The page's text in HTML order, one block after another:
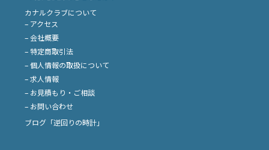
カナルクラブについて
– アクセス
– 会社概要
– 特定商取引法
– 個人情報の取扱について
– 求人情報
– お見積もり・ご相談
– お問い合わせ
ブログ「逆回りの時計」